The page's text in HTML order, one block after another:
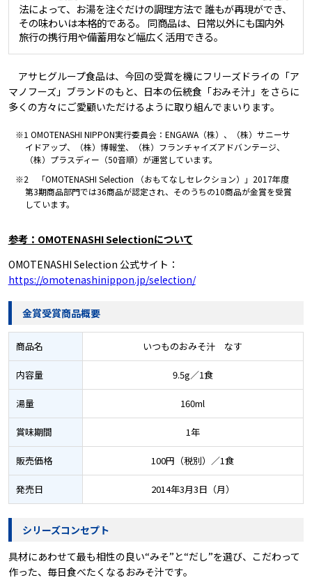
法によって、お湯を注ぐだけの調理方法で 誰もが再現ができ、
その味わいは本格的である。 同商品は、日常以外にも国内外
旅行の携行用や備蓄用など幅広く活用できる。
アサヒグループ食品は、今回の受賞を機にフリーズドライの「ア
マノフーズ」ブランドのもと、日本の伝統食「おみそ汁」をさらに
多くの方々にご愛顧いただけるように取り組んでまいります。
※1 OMOTENASHI NIPPON実行委員会：ENGAWA（株）、（株）サニーサ
イドアップ、（株）博報堂、（株）フランチャイズアドバンテージ、
（株）プラスディー（50音順）が運営しています。
※2 「OMOTENASHI Selection （おもてなしセレクション）」2017年度
第3期商品部門では36商品が認定され、そのうちの10商品が金賞を受賞
しています。
参考：OMOTENASHI Selectionについて
OMOTENASHI Selection 公式サイト：
https://omotenashinippon.jp/selection/
金賞受賞商品概要
商品名 いつものおみそ汁 なす
内容量 9.5g／1食
湯量 160ml
賞味期間 1年
販売価格 100円（税別）／1食
発売日 2014年3月3日（月）
シリーズコンセプト
具材にあわせて最も相性の良い“みそ”と“だし”を選び、こだわって
作った、毎日食べたくなるおみそ汁です。